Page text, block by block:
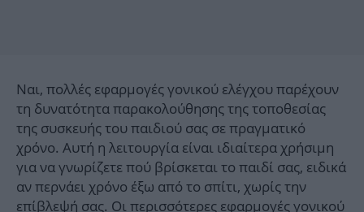
Ναι, πολλές εφαρμογές γονικού ελέγχου παρέχουν
τη δυνατότητα παρακολούθησης της τοποθεσίας
της συσκευής του παιδιού σας σε πραγματικό
χρόνο. Αυτή η λειτουργία είναι ιδιαίτερα χρήσιμη
για να γνωρίζετε πού βρίσκεται το παιδί σας, ειδικά
αν περνάει χρόνο έξω από το σπίτι, χωρίς την
επίβλεψή σας. Οι περισσότερες εφαρμογές γονικού